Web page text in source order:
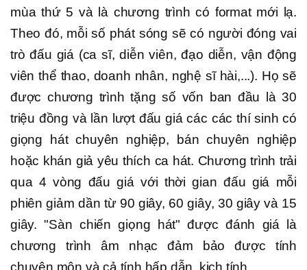
mùa thứ 5 và là chương trình có format mới lạ.
Theo đó, mỗi số phát sóng sẽ có người đóng vai
trò đấu giá (ca sĩ, diễn viên, đạo diễn, vận động
viên thể thao, doanh nhân, nghệ sĩ hài,...). Họ sẽ
được chương trình tặng số vốn ban đầu là 30
triệu đồng và lần lượt đấu giá các các thí sinh có
giọng hát chuyên nghiệp, bán chuyên nghiệp
hoặc khán giả yêu thích ca hát. Chương trình trải
qua 4 vòng đấu giá với thời gian đấu giá mỗi
phiên giảm dần từ 90 giây, 60 giây, 30 giây và 15
giây. "Sàn chiến giọng hát" được đánh giá là
chương trình âm nhạc đảm bảo được tính
chuyên môn và cả tính hấp dẫn, kịch tính.